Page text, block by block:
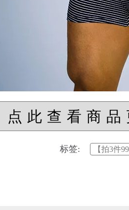
点此查看商
标签: 【拍3件